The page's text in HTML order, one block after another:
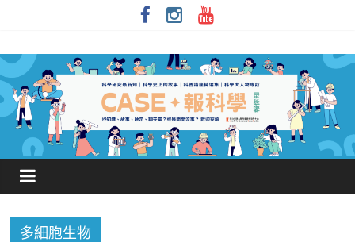
多細胞生物